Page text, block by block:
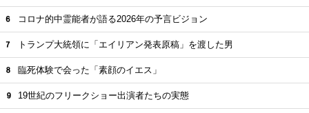
コロナ的中霊能者が語る2026年の予言ビジョン
トランプ大統領に「エイリアン発表原稿」を渡した男
臨死体験で会った「素顔のイエス」
19世紀のフリークショー出演者たちの実態